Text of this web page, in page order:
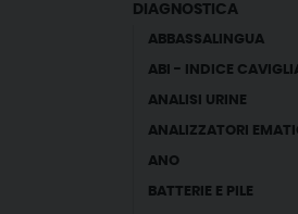
DIAGNOSTICA
ABBASSALINGUA
ABI - INDICE
ANALISI URINE
ANALIZZATORI
ANO
BATTERIE E PILE